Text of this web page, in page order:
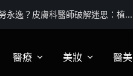
展 8/7前進高雄展覽館 首次橫跨
攤位陣容 共創港都飲食派對
醫療 美妝 醫美